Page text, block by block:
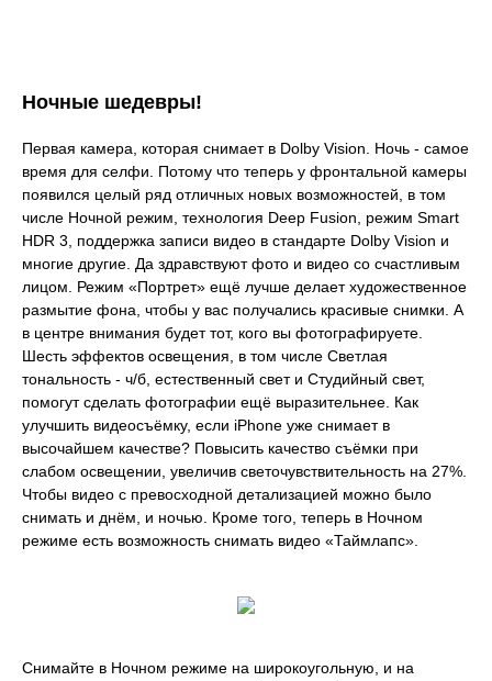
Ночные шедевры!
Первая камера, которая снимает в Dolby Vision. Ночь - самое
время для селфи. Потому что теперь у фронтальной камеры
появился целый ряд отличных новых возможностей, в том
числе Ночной режим, технология Deep Fusion, режим Smart
HDR 3, поддержка записи видео в стандарте Dolby Vision и
многие другие. Да здравствуют фото и видео со счастливым
лицом. Режим «Портрет» ещё лучше делает художественное
размытие фона, чтобы у вас получались красивые снимки. А
в центре внимания будет тот, кого вы фотографируете.
Шесть эффектов освещения, в том числе Светлая
тональность - ч/б, естественный свет и Студийный свет,
помогут сделать фотографии ещё выразительнее. Как
улучшить видеосъёмку, если iPhone уже снимает в
высочайшем качестве? Повысить качество съёмки при
слабом освещении, увеличив светочувствительность на 27%.
Чтобы видео с превосходной детализацией можно было
снимать и днём, и ночью. Кроме того, теперь в Ночном
режиме есть возможность снимать видео «Таймлапс».
Снимайте в Ночном режиме на широкоугольную, и на